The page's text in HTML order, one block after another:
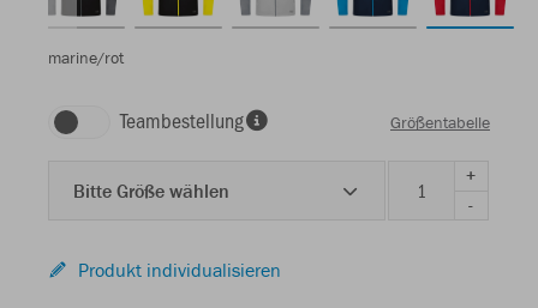
marine/rot
Teambestellung Größentabelle
Bitte Größe wählen
+
-
Produkt individualisieren